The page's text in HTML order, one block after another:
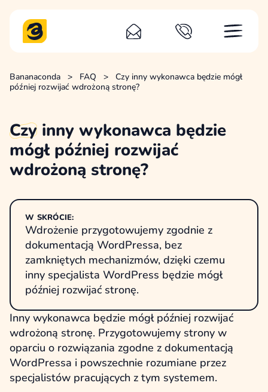
Bananaconda > FAQ >
Czy inny wykonawca będzie mógł
później rozwijać wdrożoną stronę?
Czy inny wykonawca będzie
mógł później rozwijać
wdrożoną stronę?
W SKRÓCIE:
Wdrożenie przygotowujemy zgodnie z
dokumentacją WordPressa, bez
zamkniętych mechanizmów, dzięki czemu
inny specjalista WordPress będzie mógł
później rozwijać stronę.
Inny wykonawca będzie mógł później rozwijać
wdrożoną stronę. Przygotowujemy strony w
oparciu o rozwiązania zgodne z dokumentacją
WordPressa i powszechnie rozumiane przez
specjalistów pracujących z tym systemem.